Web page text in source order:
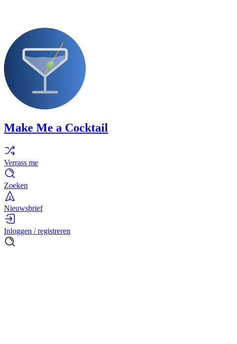
Make Me a Cocktail
Verrass me
Zoeken
Nieuwsbrief
Inloggen / registreren